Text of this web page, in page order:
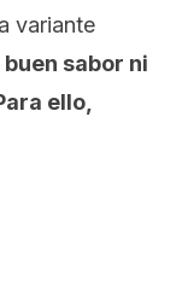
variante
sabor ni
ello,